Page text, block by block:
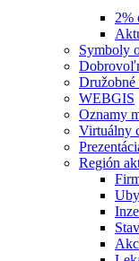
2%
Symboly
Družobné
WEBGIS
Oznamy
Virtuálny
Región